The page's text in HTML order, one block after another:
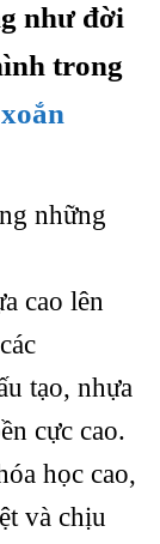
như đời
trong
những
cao lên
tạo, nhựa
cực cao.
học cao,
và chịu